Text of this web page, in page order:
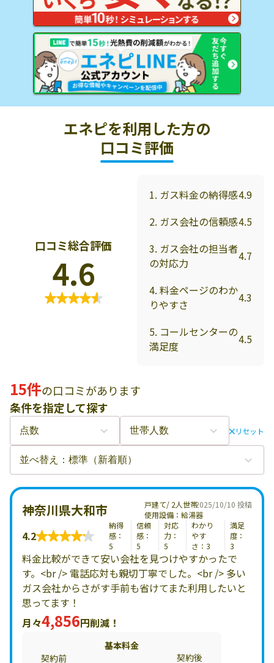
エネピを利用した方の
口コミ評価
口コミ総合評価
4.6
1. ガス料金の納得感4.9
2. ガス会社の信頼感4.5
3. ガス会社の担当者
の対応力
4.7
4. 料金ページのわか
りやすさ
4.3
5. コールセンターの
満足度
4.5
15件の口コミがあります
条件を指定して探す
リセット
2025/10/10 投稿
神奈川県大和市
戸建て/ 2人世帯
使用設備：給湯器
4.2
納得
感：
5
信頼
感：
5
対応
力：
5
わかり
やす
さ：3
満足
度：
3
料金比較ができて安い会社を見つけやすかったで
す。<br /> 電話応対も親切丁寧でした。<br /> 多い
ガス会社からさがす手前も省けてまた利用したいと
思ってます！
月々4,856円削減！
基本料金
契約前
契約後